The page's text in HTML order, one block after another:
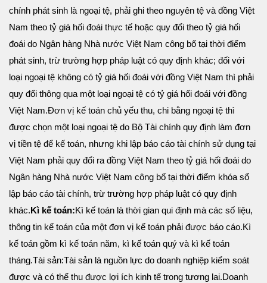
chính phát sinh là ngoại tệ, phải ghi theo nguyên tệ và đồng Việt
Nam theo tỷ giá hối đoái thực tế hoặc quy đổi theo tỷ giá hối
đoái do Ngân hàng Nhà nước Việt Nam công bố tại thời điểm
phát sinh, trừ trường hợp pháp luật có quy định khác; đối với
loại ngoại tệ không có tỷ giá hối đoái với đồng Việt Nam thì phải
quy đổi thông qua một loại ngoại tệ có tỷ giá hối đoái với đồng
Việt Nam.Đơn vị kế toán chủ yếu thu, chi bằng ngoại tệ thì
được chọn một loại ngoại tệ do Bộ Tài chính quy định làm đơn
vị tiền tệ để kế toán, nhưng khi lập báo cáo tài chính sử dụng tại
Việt Nam phải quy đổi ra đồng Việt Nam theo tỷ giá hối đoái do
Ngân hàng Nhà nước Việt Nam công bố tại thời điểm khóa sổ
lập báo cáo tài chính, trừ trường hợp pháp luật có quy định
khác.Kì kế toán:Kì kế toán là thời gian qui định mà các số liệu,
thông tin kế toán của một đơn vị kế toán phải được báo cáo.Kì
kế toán gồm kì kế toán năm, kì kế toán quý và kì kế toán
tháng.Tài sản:Tài sản là nguồn lực do doanh nghiệp kiểm soát
được và có thể thu được lợi ích kinh tế trong tương lai.Doanh